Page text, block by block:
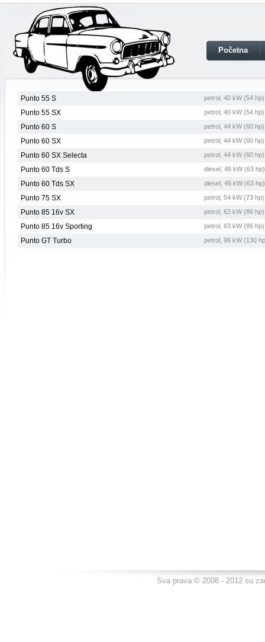
Početna
Punto 55 S petrol, 40 kW (54
Punto 55 SX petrol, 40 kW (54
Punto 60 S petrol, 44 kW (60
Punto 60 SX petrol, 44 kW (60
Punto 60 SX Selecta petrol, 44 kW (60
Punto 60 Tds S diesel, 46 kW (63
Punto 60 Tds SX diesel, 46 kW (63
Punto 75 SX petrol, 54 kW (73
Punto 85 16v SX petrol, 63 kW (86
Punto 85 16v Sporting petrol, 63 kW (86
Punto GT Turbo petrol, 96 kW (130
Sva prava © 2008 - 2012 su